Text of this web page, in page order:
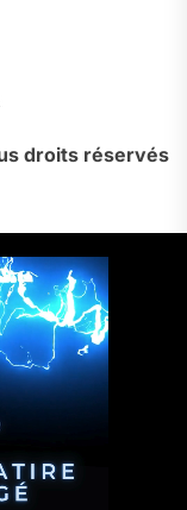
droits réservés